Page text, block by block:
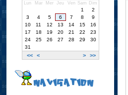
Lun Mar Mer Jeu Ven Sam Dim
<< < > >>
1
2
3
4 5 6 7 8
9
10
11 12 13 14 15
16
17
18 19 20 21 22
23
24
25 26 27 28 29
30
31
NAVIGATION